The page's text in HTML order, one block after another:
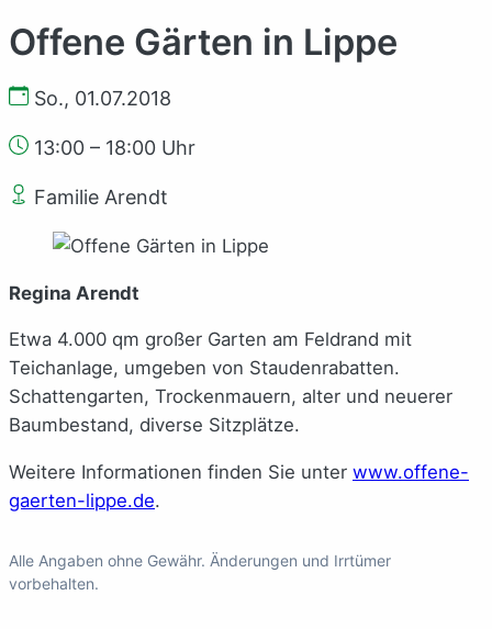
Offene Gärten in Lippe
So., 01.07.2018
13:00 – 18:00 Uhr
Familie Arendt
Regina Arendt
Etwa 4.000 qm großer Garten am Feldrand mit
Teichanlage, umgeben von Staudenrabatten.
Schattengarten, Trockenmauern, alter und neuerer
Baumbestand, diverse Sitzplätze.
Weitere Informationen finden Sie unter www.offene-
gaerten-lippe.de.
Alle Angaben ohne Gewähr. Änderungen und Irrtümer
vorbehalten.